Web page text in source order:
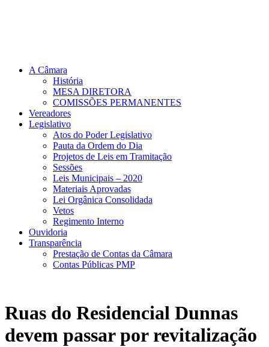
A Câmara
História
MESA DIRETORA
COMISSÕES PERMANENTES
Vereadores
Legislativo
Atos do Poder Legislativo
Pauta da Ordem do Dia
Projetos de Leis em Tramitação
Sessões
Leis Municipais – 2020
Materiais Aprovadas
Lei Orgânica Consolidada
Vetos
Regimento Interno
Ouvidoria
Transparência
Prestação de Contas da Câmara
Contas Públicas PMP
Ruas do Residencial Dunnas
devem passar por revitalização